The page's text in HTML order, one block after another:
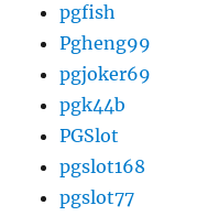
pgfish
Pgheng99
pgjoker69
pgk44b
PGSlot
pgslot168
pgslot77